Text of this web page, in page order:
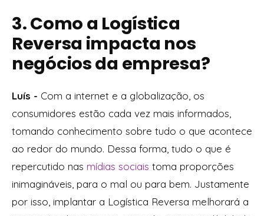
3. Como a Logística
Reversa impacta nos
negócios da empresa?
Luís - Com a internet e a globalização, os
consumidores estão cada vez mais informados,
tomando conhecimento sobre tudo o que acontece
ao redor do mundo. Dessa forma, tudo o que é
repercutido nas mídias sociais toma proporções
inimagináveis, para o mal ou para bem. Justamente
por isso, implantar a Logística Reversa melhorará a